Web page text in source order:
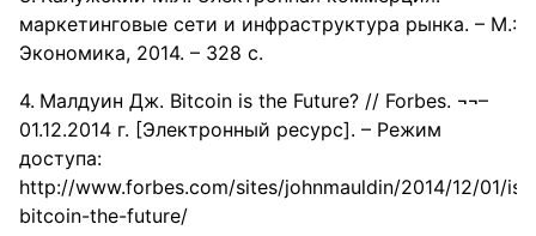
маркетинговые сети и инфраструктура рынка. – М.:
Экономика, 2014. – 328 с.
Малдуин Дж. Bitcoin is the Future? // Forbes. ¬¬–
01.12.2014 г. [Электронный ресурс]. – Режим
доступа:
http://www.forbes.com/sites/johnmauldin/2014/12/01/is-
bitcoin-the-future/